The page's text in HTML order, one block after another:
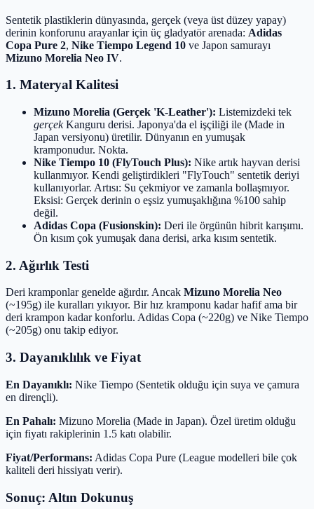
Sentetik plastiklerin dünyasında, gerçek (veya üst düzey yapay)
derinin konforunu arayanlar için üç gladyatör arenada: Adidas
Copa Pure 2, Nike Tiempo Legend 10 ve Japon samurayı
Mizuno Morelia Neo IV.
1. Materyal Kalitesi
Mizuno Morelia (Gerçek 'K-Leather'): Listemizdeki tek
gerçekKanguru derisi. Japonya'da el işçiliği ile (Made in
Japan versiyonu) üretilir. Dünyanın en yumuşak
kramponudur. Nokta.
Nike Tiempo 10 (FlyTouch Plus): Nike artık hayvan derisi
kullanmıyor. Kendi geliştirdikleri "FlyTouch" sentetik deriyi
kullanıyorlar. Artısı: Su çekmiyor ve zamanla bollaşmıyor.
Eksisi: Gerçek derinin o eşsiz yumuşaklığına %100 sahip
değil.
Adidas Copa (Fusionskin): Deri ile örgünün hibrit karışımı.
Ön kısım çok yumuşak dana derisi, arka kısım sentetik.
2. Ağırlık Testi
Deri kramponlar genelde ağırdır. Ancak Mizuno Morelia Neo
(~195g) ile kuralları yıkıyor. Bir hız kramponu kadar hafif ama bir
deri krampon kadar konforlu. Adidas Copa (~220g) ve Nike Tiempo
(~205g) onu takip ediyor.
3. Dayanıklılık ve Fiyat
En Dayanıklı: Nike Tiempo (Sentetik olduğu için suya ve çamura
en dirençli).
En Pahalı: Mizuno Morelia (Made in Japan). Özel üretim olduğu
için fiyatı rakiplerinin 1.5 katı olabilir.
Fiyat/Performans: Adidas Copa Pure (League modelleri bile çok
kaliteli deri hissiyatı verir).
Sonuç: Altın Dokunuş